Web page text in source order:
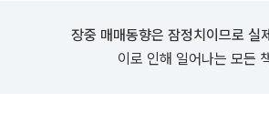
장중 매매동향은 잠정치이므로 실
이로 인해 일어나는 모든